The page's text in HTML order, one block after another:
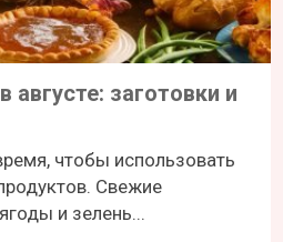
августе: заготовки и
чтобы использовать
Свежие
и зелень...